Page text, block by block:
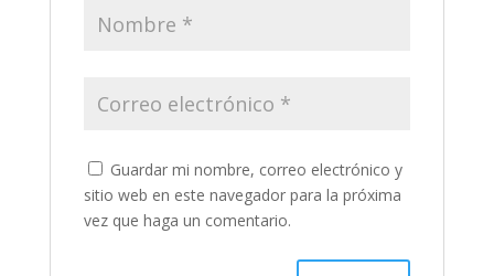
Guardar mi nombre, correo electrónico y
sitio web en este navegador para la próxima
vez que haga un comentario.